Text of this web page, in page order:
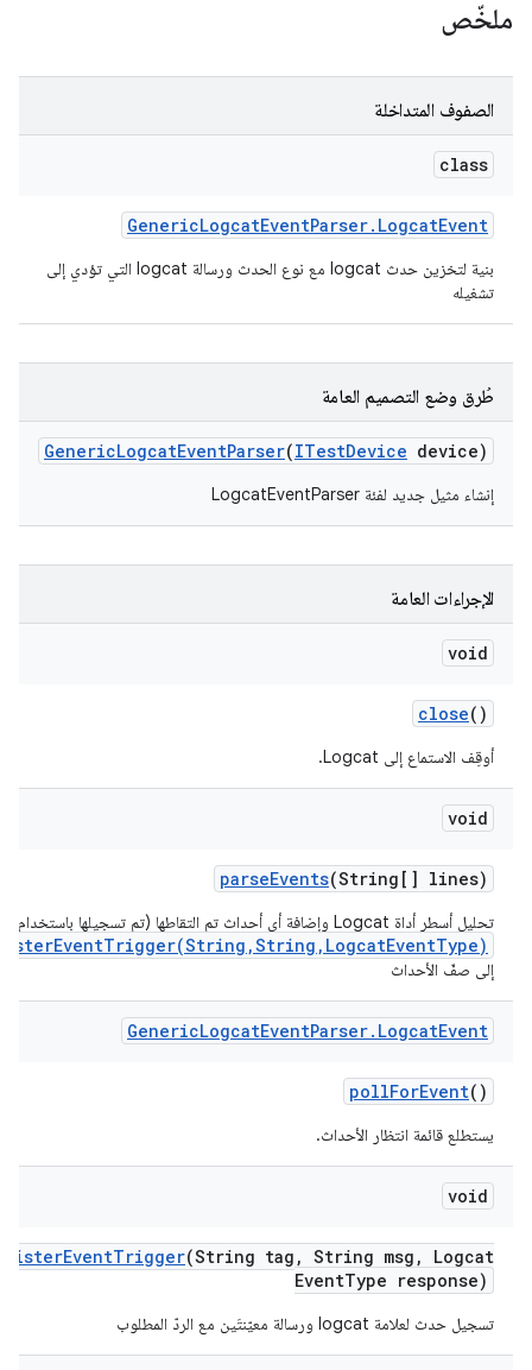
ملخّص
الصفوف المتداخلة
class
GenericLogcatEventParser. LogcatEvent
بنية لتخزين حدث logcat مع نوع الحدث ورسالة logcat التي تؤدي إلى
تشغيله
طُرق وضع التصميم العامة
GenericLogcatEventParser(ITestDevice device)
إنشاء مثيل جديد لفئة LogcatEventParser
الإجراءات العامة
void
close()
أوقِف الاستماع إلى Logcat.
void
parseEvents(String[] lines)
تحليل أسطر أداة Logcat وإضافة أي أحداث تم التقاطها (تم تسجيلها باستخدام
إلى صفّ الأحداث
GenericLogcatEventParser. LogcatEvent
pollForEvent()
يستطلع قائمة انتظار الأحداث.
void
EventTrigger(String tag , String msg ,
Logcat
EventType response)
تسجيل حدث لعلامة logcat ورسالة معيّنتَين مع الردّ المطلوب